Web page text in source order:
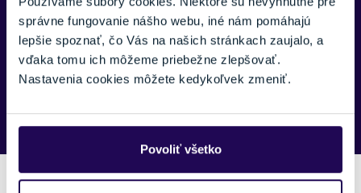
správne fungovanie nášho webu, iné nám pomáhajú
lepšie spoznať, čo Vás na našich stránkach zaujalo, a
vďaka tomu ich môžeme priebežne zlepšovať.
Nastavenia cookies môžete kedykoľvek zmeniť.
Povoliť všetko
Náš špecialista vám, čo najskôr zavolá ohľadom tohto